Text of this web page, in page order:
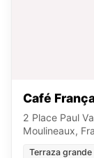
Café
2 Place Paul
Moulineaux,
Terraza grande